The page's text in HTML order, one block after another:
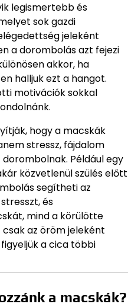
legismertebb és
sok gazdi
jeleként
a dorombolás azt fejezi
akkor, ha
halljuk ezt a hangot.
motivációk sokkal
hogy a macskák
stressz, fájdalom
Például egy
közvetlenül szülés előtt
segítheti az
és
mind a körülötte
az öröm jeleként
a cica többi
a macskák?